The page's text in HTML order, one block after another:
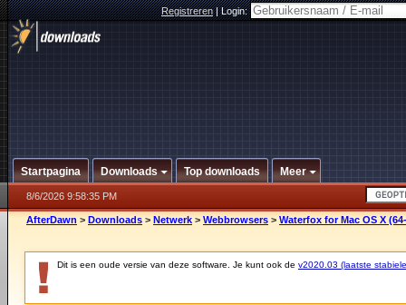
Registreren|Login:
Startpagina Downloads Top downloads Meer
8/6/2026 9:58:35 PM
AfterDawn > Downloads > Netwerk > Webbrowsers > Waterfox for Mac OS X
Dit is een oude versie van deze software. Je kunt ook de v2020.03 (laatste